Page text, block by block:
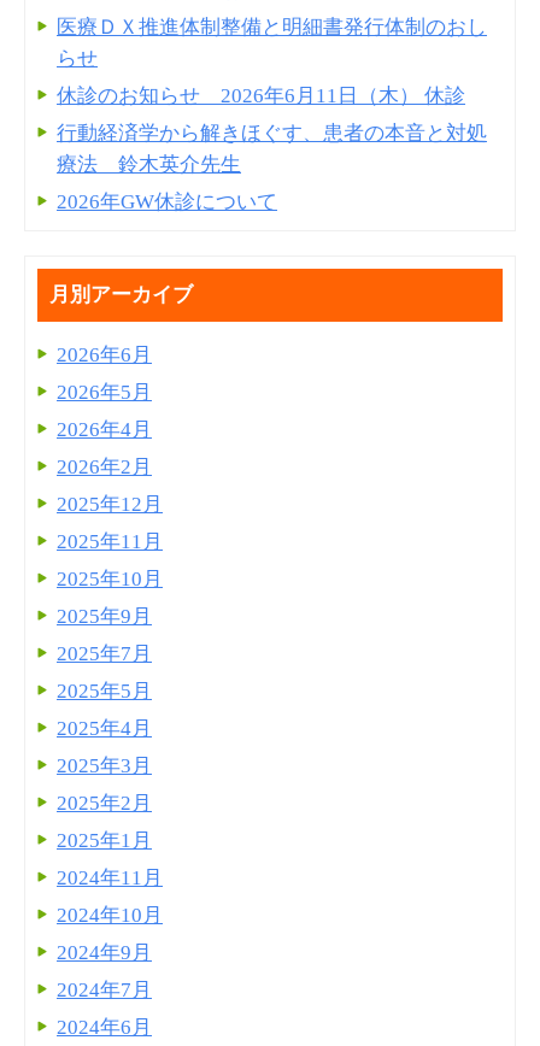
医療ＤＸ推進体制整備と明細書発⾏体制のおし
らせ
休診のお知らせ 2026年6月11日（木） 休診
行動経済学から解きほぐす、患者の本音と対処
療法 鈴木英介先生
2026年GW休診について
月別アーカイブ
2026年6月
2026年5月
2026年4月
2026年2月
2025年12月
2025年11月
2025年10月
2025年9月
2025年7月
2025年5月
2025年4月
2025年3月
2025年2月
2025年1月
2024年11月
2024年10月
2024年9月
2024年7月
2024年6月